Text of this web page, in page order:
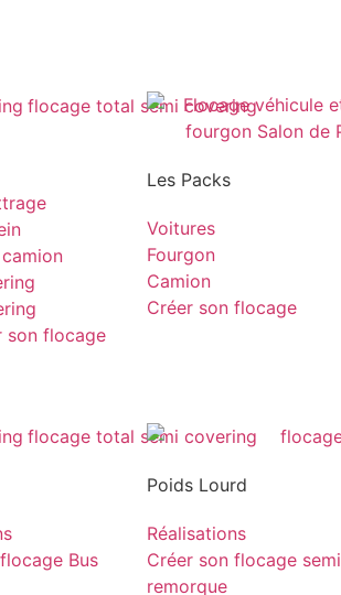
son flocage
Les Packs
Voitures
Fourgon
Camion
Créer son flocage
Bus
Poids Lourd
Réalisations
Créer son flocage semi
remorque